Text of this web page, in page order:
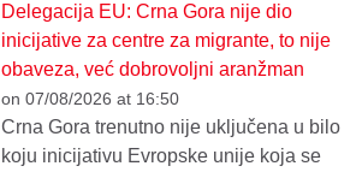
Delegacija EU: Crna Gora nije dio
inicijative za centre za migrante, to nije
obaveza, već dobrovoljni aranžman
on 07/08/2026 at 16:50
Crna Gora trenutno nije uključena u bilo
koju inicijativu Evropske unije koja se